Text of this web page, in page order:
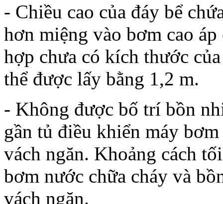
- Chiều cao của đáy bể
hơn miệng vào bơm cao
hợp chưa có kích thước
thể được lấy bằng 1,2 m.
- Không được bố trí bồn
gần tủ điều khiển máy
vách ngăn. Khoảng cách
bơm nước chữa cháy và
vách ngăn.